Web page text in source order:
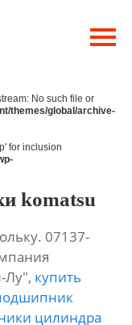
No such file or
themes/global/archive-
for inclusion
komatsu
07137-
Лу", купить
цилиндра